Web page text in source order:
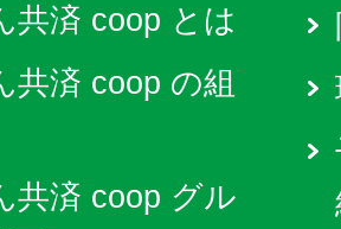
共済 coop とは
共済 coop の組
共済 coop グル